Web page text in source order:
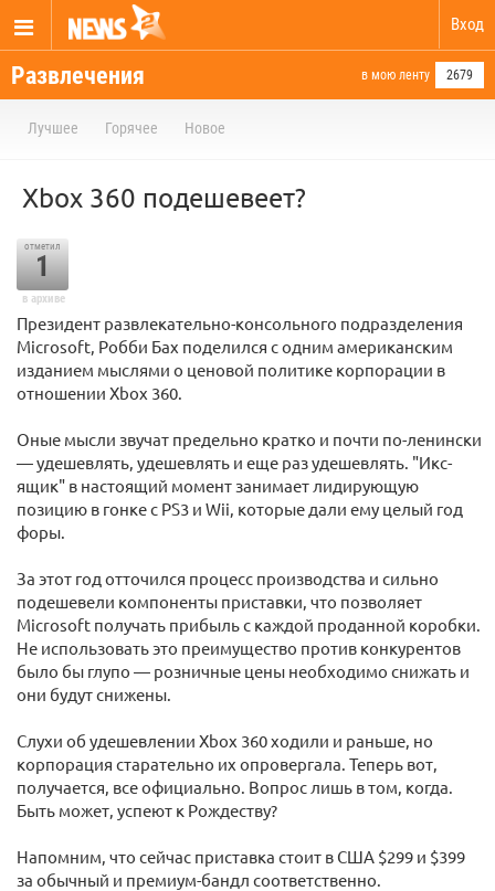
Вход
Развлечения в мою ленту 2679
Лучшее Горячее Новое
Xbox 360 подешевеет?
отметил
1
в архиве
Президент развлекательно-консольного подразделения
Microsoft, Робби Бах поделился с одним американским
изданием мыслями о ценовой политике корпорации в
отношении Xbox 360.
Оные мысли звучат предельно кратко и почти по-ленински
— удешевлять, удешевлять и еще раз удешевлять. "Икс-
ящик" в настоящий момент занимает лидирующую
позицию в гонке с PS3 и Wii, которые дали ему целый год
форы.
За этот год отточился процесс производства и сильно
подешевели компоненты приставки, что позволяет
Microsoft получать прибыль с каждой проданной коробки.
Не использовать это преимущество против конкурентов
было бы глупо — розничные цены необходимо снижать и
они будут снижены.
Слухи об удешевлении Xbox 360 ходили и раньше, но
корпорация старательно их опровергала. Теперь вот,
получается, все официально. Вопрос лишь в том, когда.
Быть может, успеют к Рождеству?
Напомним, что сейчас приставка стоит в США $299 и $399
за обычный и премиум-бандл соответственно.